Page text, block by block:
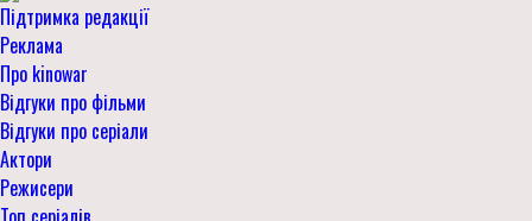
Підтримка редакції
Реклама
Про kinowar
Відгуки про фільми
Відгуки про серіали
Актори
Режисери